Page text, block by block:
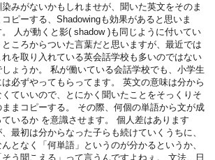
染みがないかもしれませが、聞いた英文をそのま
コピーする、Shadowingも効果があると思いま
。 人が動くと影( shadow )も同じように付いてい
ところからついた言葉だと思いますが、最近では
れを取り入れている英会話学校も多いのではない
しょうか。 私が働いている会話学校でも、小学生
は必ずやってもらってます。 英文の意味は分から
くていいので、とにかく聞いたことをそっくりそ
ままコピーする。 その際、何個の単語から文が成
ているか を意識させます。 個人差はあります
、最初は分からなった子らも続けていくうちに、
んとなく「何単語」というのが分かるというか、
そう聞こえる」って言うんですよねぇ。 文法、日